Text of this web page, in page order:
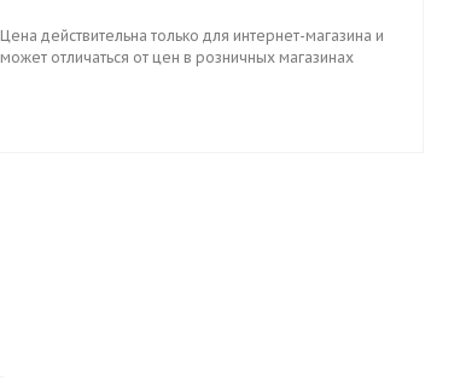
Цена действительна только для интернет-магазина и
может отличаться от цен в розничных магазинах